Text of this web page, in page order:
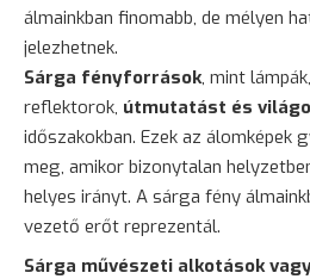
álmainkban finomabb, de mélyen
jelezhetnek.
Sárga fényforrások, mint
reflektorok, útmutatást és
időszakokban. Ezek az álomképek
meg, amikor bizonytalan
helyes irányt. A sárga fény
vezető erőt reprezentál.
Sárga művészeti alkotások